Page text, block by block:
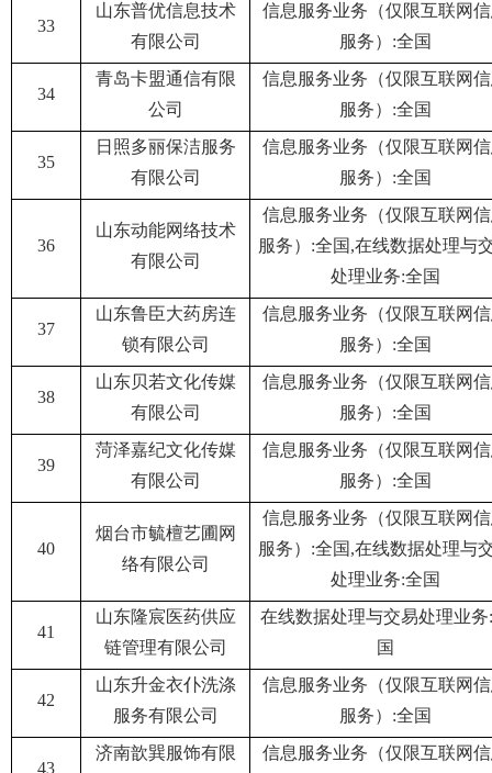
33
山东普优信息技术
有限公司
信息服务业务（仅限互联网
服务）:全国
34
青岛卡盟通信有限
公司
信息服务业务（仅限互联网
服务）:全国
35
日照多丽保洁服务
有限公司
信息服务业务（仅限互联网
服务）:全国
36
山东动能网络技术
有限公司
信息服务业务（仅限互联网
服务）:全国,在线数据处理与
处理业务:全国
37
山东鲁臣大药房连
锁有限公司
信息服务业务（仅限互联网
服务）:全国
38
山东贝若文化传媒
有限公司
信息服务业务（仅限互联网
服务）:全国
39
菏泽嘉纪文化传媒
有限公司
信息服务业务（仅限互联网
服务）:全国
40
烟台市毓檀艺圃网
络有限公司
信息服务业务（仅限互联网
服务）:全国,在线数据处理与
处理业务:全国
41
山东隆宸医药供应
链管理有限公司
在线数据处理与交易处理业务
国
42
山东升金衣仆洗涤
服务有限公司
信息服务业务（仅限互联网
服务）:全国
43
济南歆巽服饰有限 信息服务业务（仅限互联网